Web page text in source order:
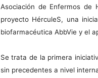
Asociación de Enfermos de
proyecto HérculeS, una
biofarmacéutica AbbVie y el
Se trata de la primera
sin precedentes a nivel